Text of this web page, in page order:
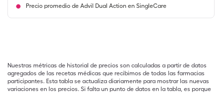
Precio promedio de Advil Dual Action en SingleCare
Nuestras métricas de historial de precios son calculadas a partir de datos
agregados de las recetas médicas que recibimos de todas las farmacias
participantes. Esta tabla se actualiza diariamente para mostrar las nuevas
variaciones en los precios. Si falta un punto de datos en la tabla, es porque